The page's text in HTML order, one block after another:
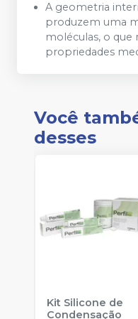
A geometria
produzem uma
moléculas, o
propriedades
Você
desses
Kit Silicone de
Condensação